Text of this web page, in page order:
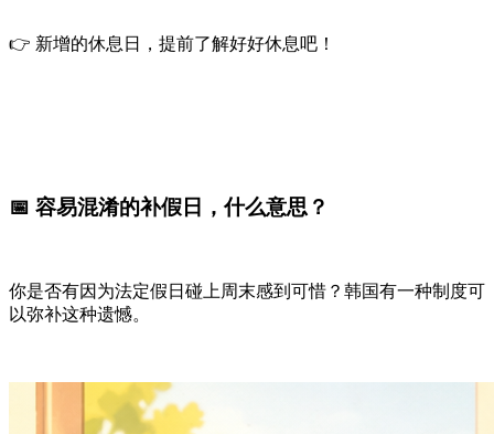
👉 新增的休息日，提前了解好好休息吧！
📅 容易混淆的补假日，什么意思？
你是否有因为法定假日碰上周末感到可惜？韩国有一种制度可
以弥补这种遗憾。